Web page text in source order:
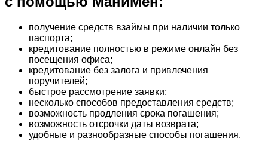
получение средств взаймы при наличии только
паспорта;
кредитование полностью в режиме онлайн без
посещения офиса;
кредитование без залога и привлечения
поручителей;
быстрое рассмотрение заявки;
несколько способов предоставления средств;
возможность продления срока погашения;
возможность отсрочки даты возврата;
удобные и разнообразные способы погашения.